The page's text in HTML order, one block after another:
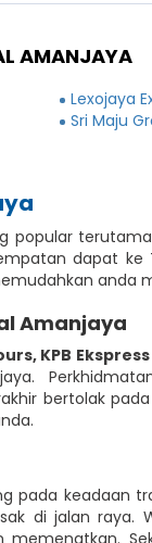
AMANJAYA
Lexojaya
Sri Maju
popular
dapat
anda
Amanjaya
, KPB Ekspress
bertolak
pada
di jalan raya.